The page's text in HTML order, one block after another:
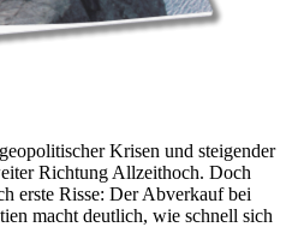
Krisen und steigender
Richtung Allzeithoch. Doch
erste Risse: Der Abverkauf bei
macht deutlich, wie schnell sich